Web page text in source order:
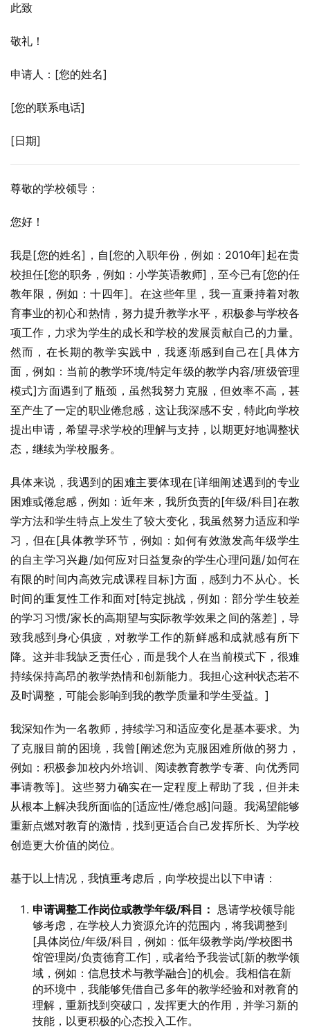
此致
敬礼！
申请人：[您的姓名]
[您的联系电话]
[日期]
尊敬的学校领导：
您好！
我是[您的姓名]，自[您的入职年份，例如：2010年]起在贵
校担任[您的职务，例如：小学英语教师]，至今已有[您的任
教年限，例如：十四年]。在这些年里，我一直秉持着对教
育事业的初心和热情，努力提升教学水平，积极参与学校各
项工作，力求为学生的成长和学校的发展贡献自己的力量。
然而，在长期的教学实践中，我逐渐感到自己在[具体方
面，例如：当前的教学环境/特定年级的教学内容/班级管理
模式]方面遇到了瓶颈，虽然我努力克服，但效率不高，甚
至产生了一定的职业倦怠感，这让我深感不安，特此向学校
提出申请，希望寻求学校的理解与支持，以期更好地调整状
态，继续为学校服务。
具体来说，我遇到的困难主要体现在[详细阐述遇到的专业
困难或倦怠感，例如：近年来，我所负责的[年级/科目]在教
学方法和学生特点上发生了较大变化，我虽然努力适应和学
习，但在[具体教学环节，例如：如何有效激发高年级学生
的自主学习兴趣/如何应对日益复杂的学生心理问题/如何在
有限的时间内高效完成课程目标]方面，感到力不从心。长
时间的重复性工作和面对[特定挑战，例如：部分学生较差
的学习习惯/家长的高期望与实际教学效果之间的落差]，导
致我感到身心俱疲，对教学工作的新鲜感和成就感有所下
降。这并非我缺乏责任心，而是我个人在当前模式下，很难
持续保持高昂的教学热情和创新能力。我担心这种状态若不
及时调整，可能会影响到我的教学质量和学生受益。]
我深知作为一名教师，持续学习和适应变化是基本要求。为
了克服目前的困境，我曾[阐述您为克服困难所做的努力，
例如：积极参加校内外培训、阅读教育教学专著、向优秀同
事请教等]。这些努力确实在一定程度上帮助了我，但并未
从根本上解决我所面临的[适应性/倦怠感]问题。我渴望能够
重新点燃对教育的激情，找到更适合自己发挥所长、为学校
创造更大价值的岗位。
基于以上情况，我慎重考虑后，向学校提出以下申请：
申请调整工作岗位或教学年级/科目： 恳请学校领导能
够考虑，在学校人力资源允许的范围内，将我调整到
[具体岗位/年级/科目，例如：低年级教学岗/学校图书
馆管理岗/负责德育工作]，或者给予我尝试[新的教学领
域，例如：信息技术与教学融合]的机会。我相信在新
的环境中，我能够凭借自己多年的教学经验和对教育的
理解，重新找到突破口，发挥更大的作用，并学习新的
技能，以更积极的心态投入工作。